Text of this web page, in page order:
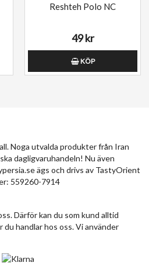
Reshteh Polo NC
49 kr
KÖP
Noga utvalda produkter från Iran
dagligvaruhandeln! Nu även
ägs och drivs av TastyOrient
559260-7914
Därför kan du som kund alltid
du handlar hos oss. Vi använder